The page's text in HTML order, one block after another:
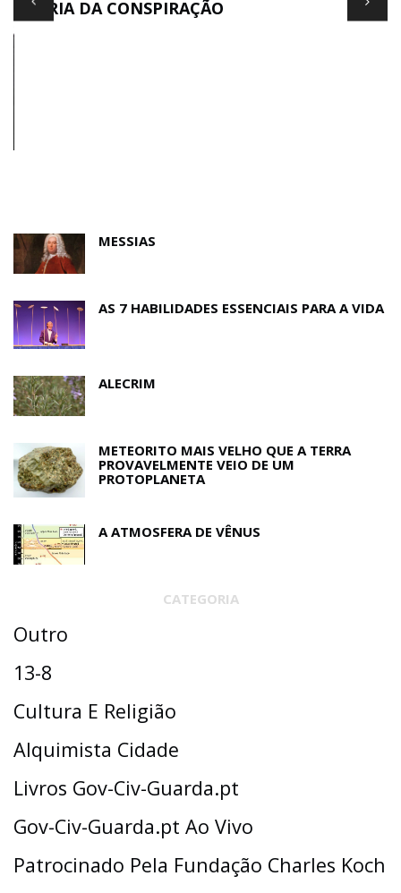
TEORIA DA CONSPIRAÇÃO
MESSIAS
AS 7 HABILIDADES ESSENCIAIS PARA A VIDA
ALECRIM
METEORITO MAIS VELHO QUE A TERRA
PROVAVELMENTE VEIO DE UM
PROTOPLANETA
A ATMOSFERA DE VÊNUS
CATEGORIA
Outro
13-8
Cultura E Religião
Alquimista Cidade
Livros Gov-Civ-Guarda.pt
Gov-Civ-Guarda.pt Ao Vivo
Patrocinado Pela Fundação Charles Koch